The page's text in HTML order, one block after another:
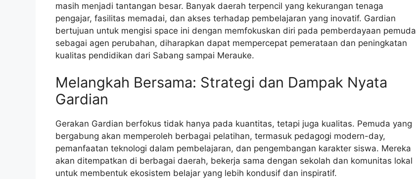
masih menjadi tantangan besar. Banyak daerah terpencil yang kekurangan tenaga
pengajar, fasilitas memadai, dan akses terhadap pembelajaran yang inovatif. Gardian
bertujuan untuk mengisi space ini dengan memfokuskan diri pada pemberdayaan pemuda
sebagai agen perubahan, diharapkan dapat mempercepat pemerataan dan peningkatan
kualitas pendidikan dari Sabang sampai Merauke.
Melangkah Bersama: Strategi dan Dampak Nyata
Gardian
Gerakan Gardian berfokus tidak hanya pada kuantitas, tetapi juga kualitas. Pemuda yang
bergabung akan memperoleh berbagai pelatihan, termasuk pedagogi modern-day,
pemanfaatan teknologi dalam pembelajaran, dan pengembangan karakter siswa. Mereka
akan ditempatkan di berbagai daerah, bekerja sama dengan sekolah dan komunitas lokal
untuk membentuk ekosistem belajar yang lebih kondusif dan inspiratif.